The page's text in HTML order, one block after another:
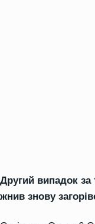
Другий випадок за
жнив знову